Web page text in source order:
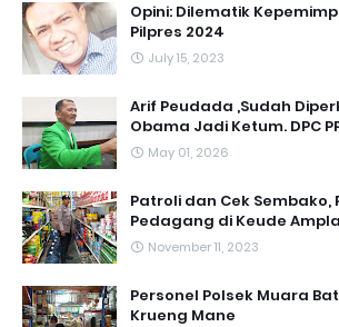
Opini: Dilematik
Pilpres 2024
July 15, 2023
Arif Peudada ,Sudah
Obama Jadi Ketum. DPC
May 01, 2026
Patroli dan Cek Sembako,
Pedagang di Keude
November 11, 2023
Personel Polsek Muara
Krueng Mane